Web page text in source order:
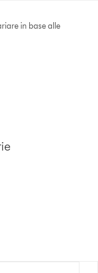
in base alle